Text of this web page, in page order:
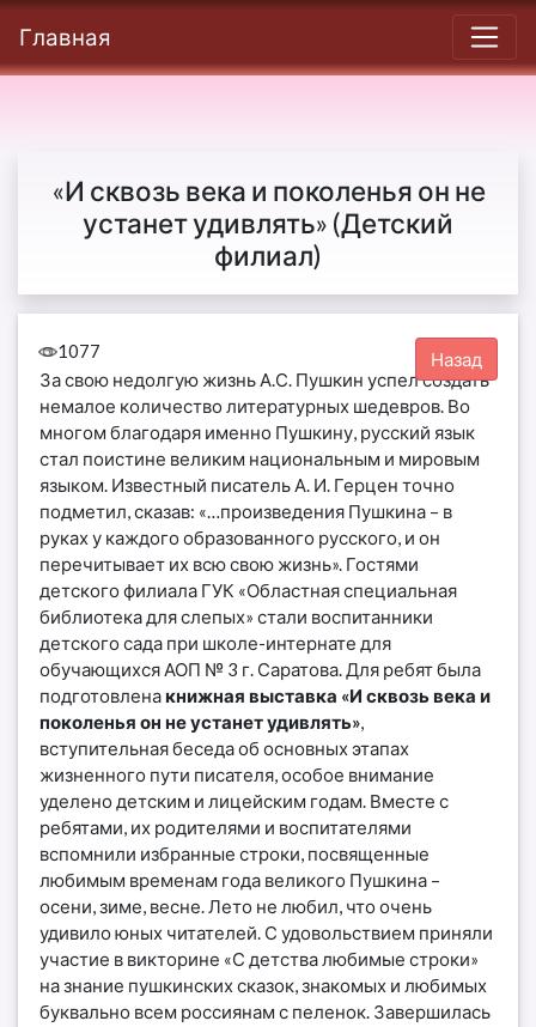
Главная
«И сквозь века и поколенья он не
устанет удивлять» (Детский
филиал)
За свою недолгую жизнь А.С. Пушкин успел создать
немалое количество литературных шедевров. Во
многом благодаря именно Пушкину, русский язык
стал поистине великим национальным и мировым
языком. Известный писатель А. И. Герцен точно
подметил, сказав: «…произведения Пушкина – в
руках у каждого образованного русского, и он
перечитывает их всю свою жизнь». Гостями
детского филиала ГУК «Областная специальная
библиотека для слепых» стали воспитанники
детского сада при школе-интернате для
обучающихся АОП № 3 г. Саратова. Для ребят была
подготовленакнижная выставка «И сквозь века и
поколенья он не устанет удивлять»
вступительная беседа об основных этапах
жизненного пути писателя, особое внимание
уделено детским и лицейским годам. Вместе с
ребятами, их родителями и воспитателями
вспомнили избранные строки, посвященные
любимым временам года великого Пушкина –
осени, зиме, весне. Лето не любил, что очень
удивило юных читателей. С удовольствием приняли
участие в викторине «С детства любимые строки»
на знание пушкинских сказок, знакомых и любимых
буквально всем россиянам с пеленок. Завершилась
1077